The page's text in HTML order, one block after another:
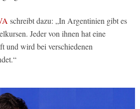
schreibt dazu: „In Argentinien gibt es
Jeder von ihnen hat eine
und wird bei verschiedenen